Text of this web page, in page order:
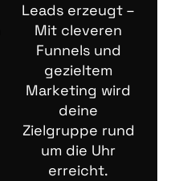
Leads erzeugt –
Mit cleveren
Funnels und
gezieltem
Marketing wird
deine
Zielgruppe rund
um die Uhr
erreicht.